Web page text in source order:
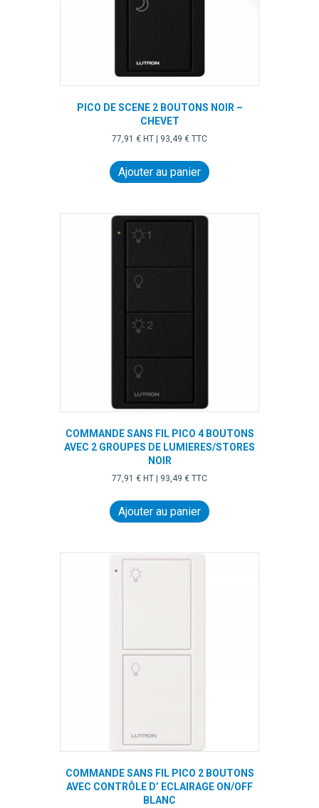
PICO DE SCENE 2 BOUTONS NOIR –
CHEVET
77,91 € HT | 93,49 € TTC
Ajouter au panier
COMMANDE SANS FIL PICO 4 BOUTONS
AVEC 2 GROUPES DE LUMIERES/STORES
NOIR
77,91 € HT | 93,49 € TTC
Ajouter au panier
COMMANDE SANS FIL PICO 2 BOUTONS
AVEC CONTRÔLE D’ ECLAIRAGE ON/OFF
BLANC